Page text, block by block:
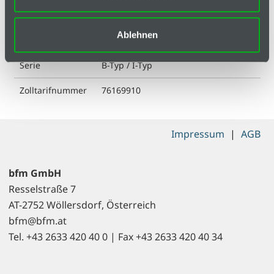
Ablehnen
Gewicht 100.6 g
Serie B-Typ / I-Typ
Zolltarifnummer 76169910
bfm GmbH
Resselstraße 7
AT-2752 Wöllersdorf, Österreich
bfm@bfm.at
Tel. +43 2633 420 40 0 | Fax +43 2633 420 40 34
Impressum | AGB